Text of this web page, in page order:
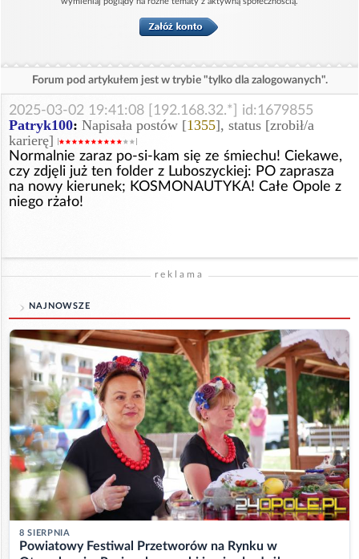
Forum pod artykułem jest w trybie "tylko dla zalogowanych".
2025-03-02 19:41:08 [192.168.32.*] id:1679855
Patryk100: Napisała postów [1355], status [zrobił/a
karierę]
Normalnie zaraz po-si-kam się ze śmiechu! Ciekawe,
czy zdjęli już ten folder z Luboszyckiej: PO zaprasza
na nowy kierunek; KOSMONAUTYKA! Całe Opole z
niego rżało!
reklama
NAJNOWSZE
8 SIERPNIA
Powiatowy Festiwal Przetworów na Rynku w